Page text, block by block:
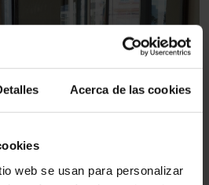
Acerca de las cookies
web se usan para personalizar